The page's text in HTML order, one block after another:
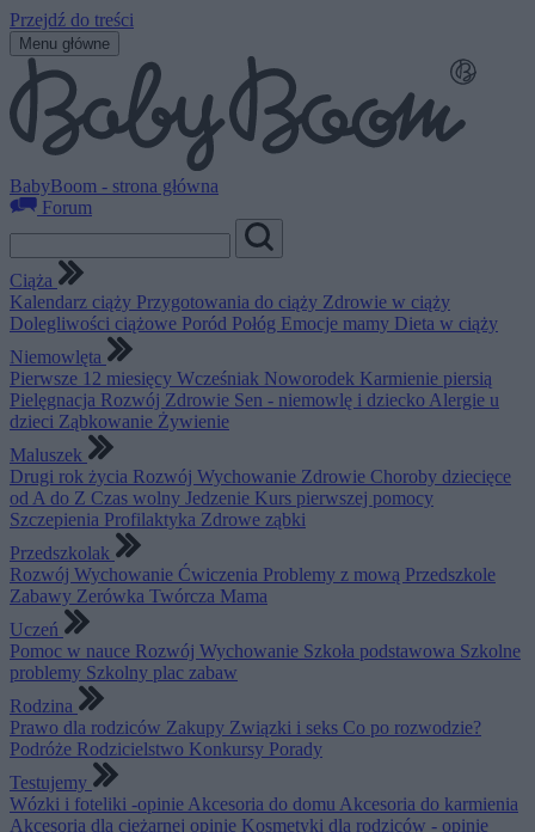
Przejdź do treści
Menu główne
BabyBoom - strona główna
Forum
Ciąża
Kalendarz ciąży Przygotowania do ciąży Zdrowie w ciąży
Dolegliwości ciążowe Poród Połóg Emocje mamy Dieta w ciąży
Niemowlęta
Pierwsze 12 miesięcy Wcześniak Noworodek Karmienie piersią
Pielęgnacja Rozwój Zdrowie Sen - niemowlę i dziecko Alergie u
dzieci Ząbkowanie Żywienie
Maluszek
Drugi rok życia Rozwój Wychowanie Zdrowie Choroby dziecięce
od A do Z Czas wolny Jedzenie Kurs pierwszej pomocy
Szczepienia Profilaktyka Zdrowe ząbki
Przedszkolak
Rozwój Wychowanie Ćwiczenia Problemy z mową Przedszkole
Zabawy Zerówka Twórcza Mama
Uczeń
Pomoc w nauce Rozwój Wychowanie Szkoła podstawowa Szkolne
problemy Szkolny plac zabaw
Rodzina
Prawo dla rodziców Zakupy Związki i seks Co po rozwodzie?
Podróże Rodzicielstwo Konkursy Porady
Testujemy
Wózki i foteliki -opinie Akcesoria do domu Akcesoria do karmienia
Akcesoria dla ciężarnej opinie Kosmetyki dla rodziców - opinie